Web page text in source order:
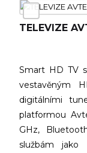
TELEVIZE
Smart HD TV
vestavěným
digitálními
platformou
GHz,
službám jako